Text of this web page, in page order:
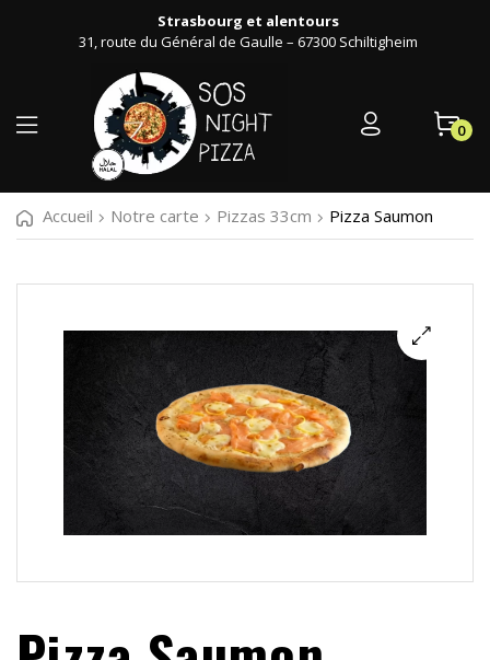
Strasbourg et alentours
31, route du Général de Gaulle – 67300 Schiltigheim
0
Accueil Notre carte Pizzas 33cm Pizza Saumon